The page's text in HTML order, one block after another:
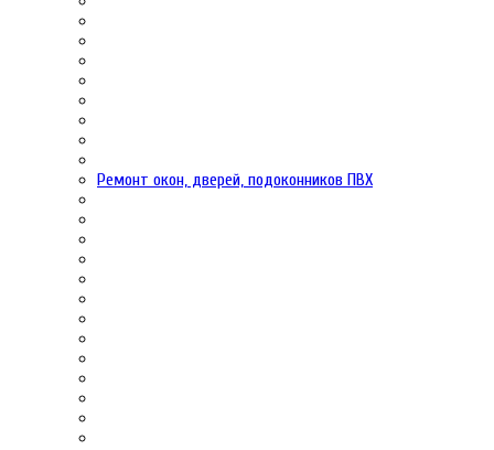
Ремонт окон, дверей, подоконников ПВХ